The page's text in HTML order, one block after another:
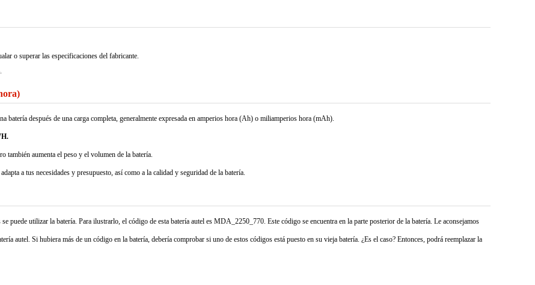
o superar las especificaciones del fabricante.
batería después de una carga completa, generalmente expresada en amperios hora (Ah) o miliamperios hora (mAh).
también aumenta el peso y el volumen de la batería.
a tus necesidades y presupuesto, así como a la calidad y seguridad de la batería.
puede utilizar la batería. Para ilustrarlo, el código de esta batería autel es MDA_2250_770. Este código se encuentra en la parte posterior de la batería. Le aconsejamos
autel. Si hubiera más de un código en la batería, debería comprobar si uno de estos códigos está puesto en su vieja batería. ¿Es el caso? Entonces, podrá reemplazar la